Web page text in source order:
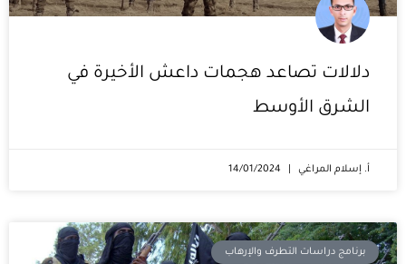
دلالات تصاعد هجمات داعش الأخيرة في
الشرق الأوسط
أ. إسلام المراغي
برنامج دراسات التطرف والإرهاب